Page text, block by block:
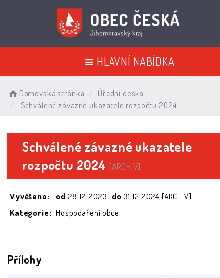
HLAVNÍ NABÍDKA
Domovská stránka
Úřední deska
Schválené závazné ukazatele rozpočtu 2024
Schválené závazné ukazatele
rozpočtu 2024 [ARCHIV]
Vyvěšeno: od 28.12.2023 do 31.12.2024 [ARCHIV]
Kategorie: Hospodaření obce
Přílohy